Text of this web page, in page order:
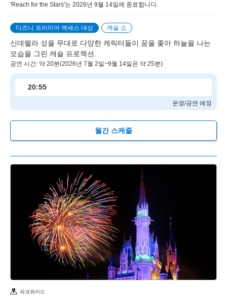
'Reach for the Stars'는 2026년 9월 14일에 종료합니다.
디즈니 프리미어 액세스 대상 캐슬 쇼
신데렐라 성을 무대로 다양한 캐릭터들이 꿈을 좇아 하늘을 나는
모습을 그린 캐슬 프로젝션.
공연 시간: 약 20분(2026년 7월 2일~9월 14일은 약 25분)
20:55
운영/공연 예정
월간 스케줄
파크와이드